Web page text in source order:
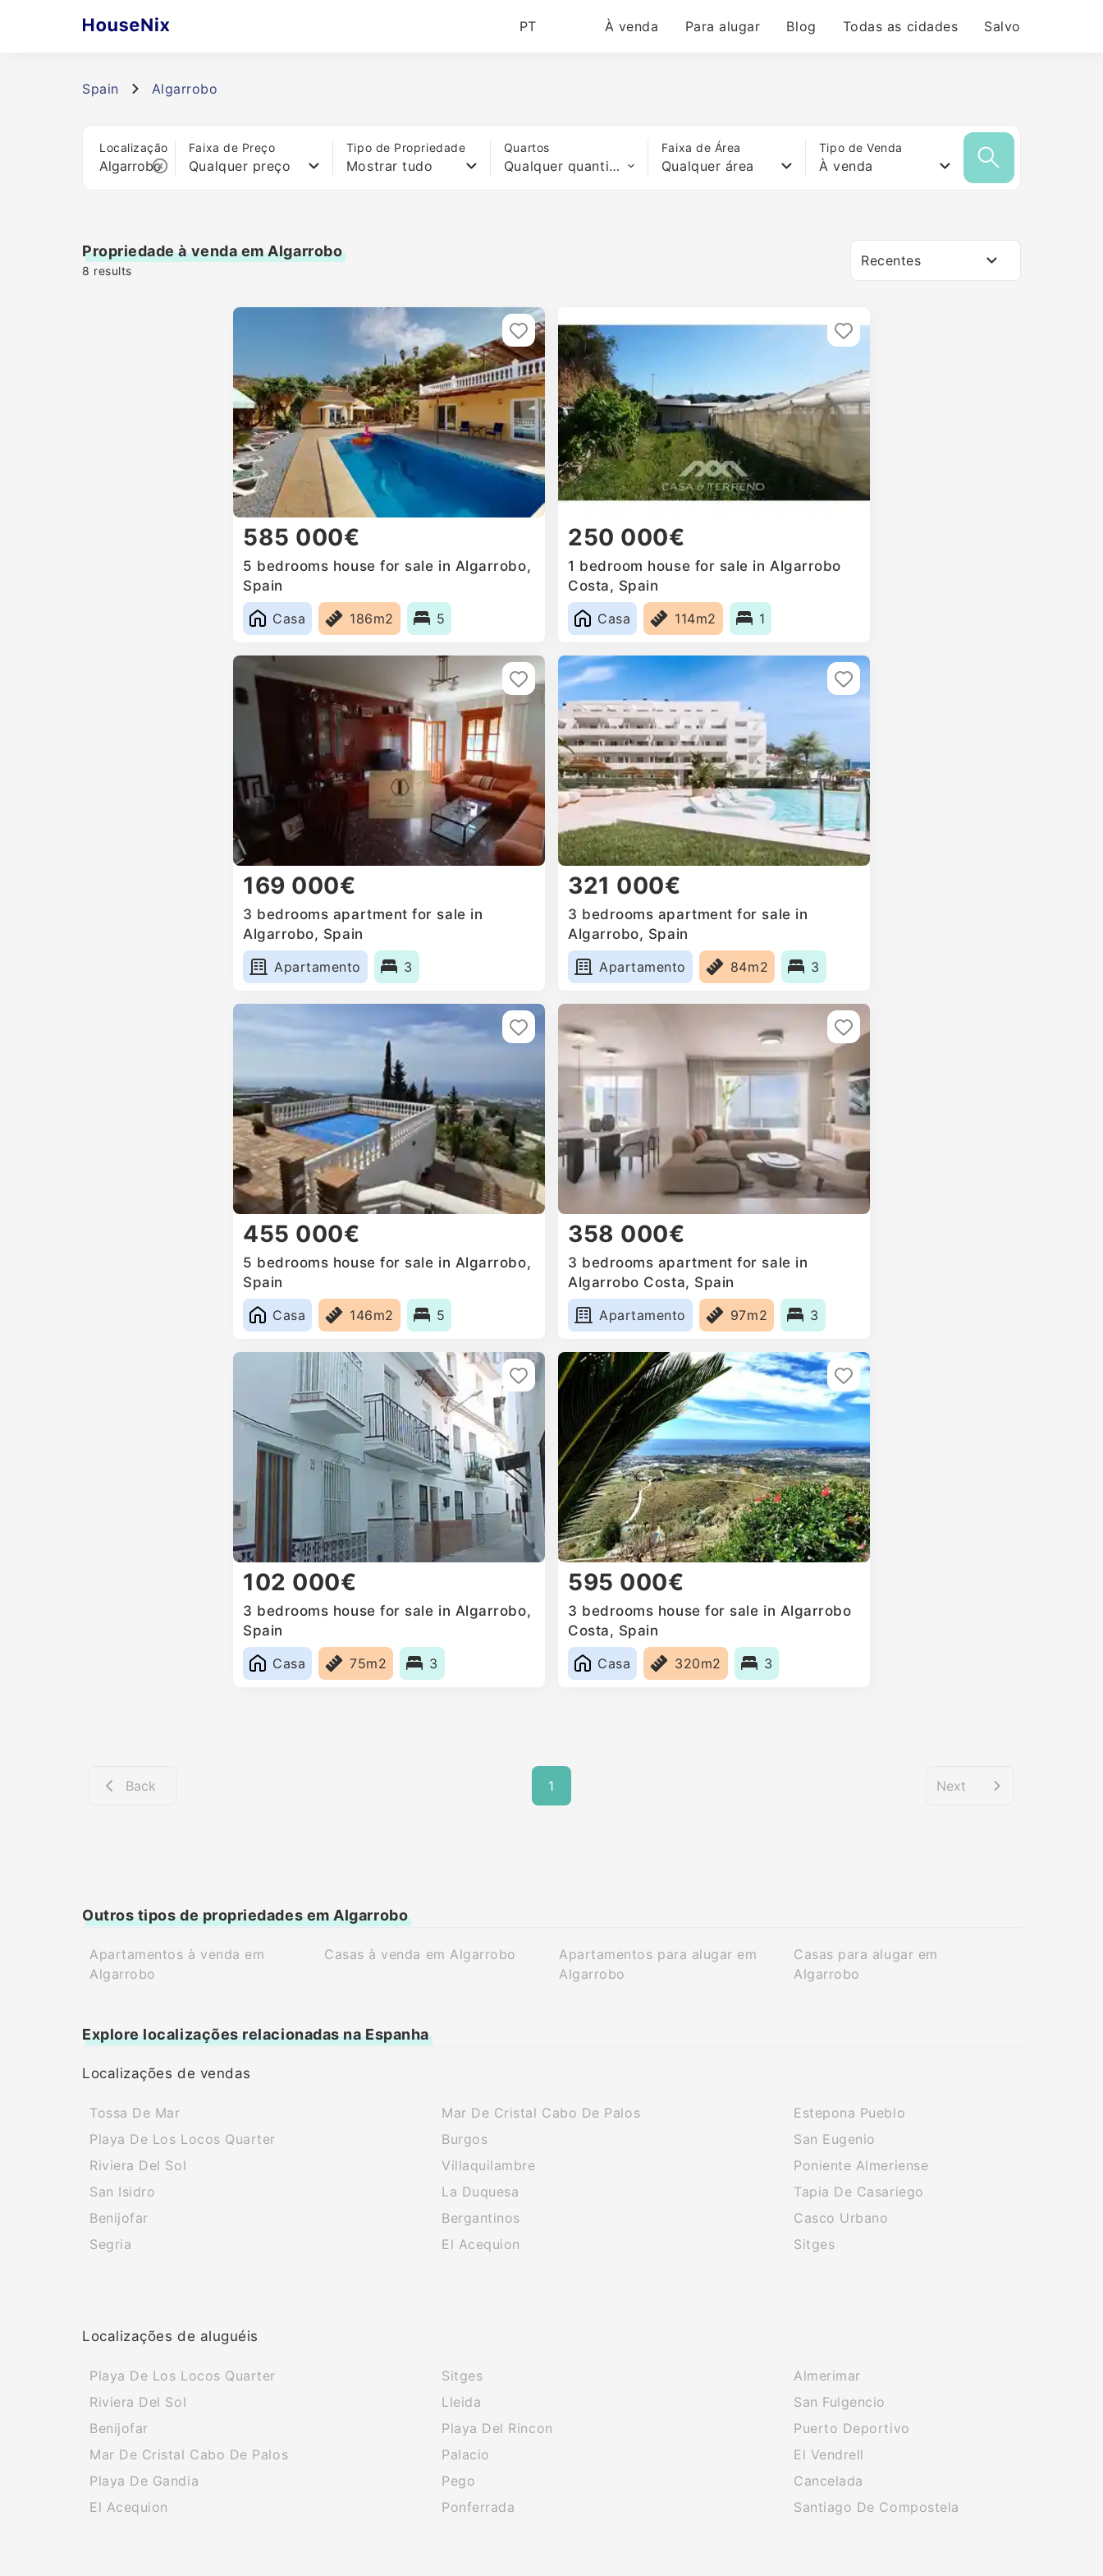
PT À venda Para alugar Blog Todas as cidades Salvo
Spain Algarrobo
Localização Faixa de Preço
Qualquer preço
Tipo de Propriedade
Mostrar tudo
Quartos
Qualquer quantidade de quartos
Faixa de Área
Qualquer área
Tipo de Venda
À venda
Propriedade à venda em Algarrobo
8 results
Recentes
585 000€
5 bedrooms house for sale in Algarrobo,
Spain
Casa
186m2 5
250 000€
1 bedroom house for sale in Algarrobo
Costa, Spain
Casa
114m2 1
169 000€
3 bedrooms apartment for sale in
Algarrobo, Spain
Apartamento
3
321 000€
3 bedrooms apartment for sale in
Algarrobo, Spain
Apartamento
84m2 3
455 000€
5 bedrooms house for sale in Algarrobo,
Spain
Casa
146m2 5
358 000€
3 bedrooms apartment for sale in
Algarrobo Costa, Spain
Apartamento
97m2 3
102 000€
3 bedrooms house for sale in Algarrobo,
Spain
Casa
75m2 3
595 000€
3 bedrooms house for sale in Algarrobo
Costa, Spain
Casa
320m2 3
Back 1 Next
Outros tipos de propriedades em Algarrobo
Apartamentos à venda em
Algarrobo
Casas à venda em Algarrobo
Apartamentos para alugar em
Algarrobo
Casas para alugar em
Algarrobo
Explore localizações relacionadas na Espanha
Localizações de vendas
Tossa De Mar
Playa De Los Locos Quarter
Riviera Del Sol
San Isidro
Benijofar
Segria
Mar De Cristal Cabo De Palos
Burgos
Villaquilambre
La Duquesa
Bergantinos
El Acequion
Estepona Pueblo
San Eugenio
Poniente Almeriense
Tapia De Casariego
Casco Urbano
Sitges
Localizações de aluguéis
Playa De Los Locos Quarter
Riviera Del Sol
Benijofar
Mar De Cristal Cabo De Palos
Playa De Gandia
El Acequion
Sitges
Lleida
Playa Del Rincon
Palacio
Pego
Ponferrada
Almerimar
San Fulgencio
Puerto Deportivo
El Vendrell
Cancelada
Santiago De Compostela